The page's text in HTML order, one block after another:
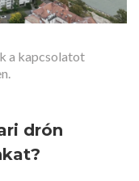
a kapcsolatot
drón